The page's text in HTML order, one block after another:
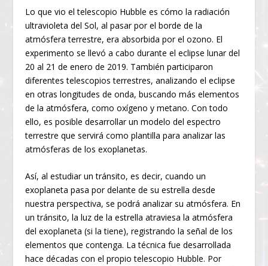
Lo que vio el telescopio Hubble es cómo la radiación
ultravioleta del Sol, al pasar por el borde de la
atmósfera terrestre, era absorbida por el ozono. El
experimento se llevó a cabo durante el eclipse lunar del
20 al 21 de enero de 2019. También participaron
diferentes telescopios terrestres, analizando el eclipse
en otras longitudes de onda, buscando más elementos
de la atmósfera, como oxígeno y metano. Con todo
ello, es posible desarrollar un modelo del espectro
terrestre que servirá como plantilla para analizar las
atmósferas de los exoplanetas.
Así, al estudiar un tránsito, es decir, cuando un
exoplaneta pasa por delante de su estrella desde
nuestra perspectiva, se podrá analizar su atmósfera. En
un tránsito, la luz de la estrella atraviesa la atmósfera
del exoplaneta (si la tiene), registrando la señal de los
elementos que contenga. La técnica fue desarrollada
hace décadas con el propio telescopio Hubble. Por